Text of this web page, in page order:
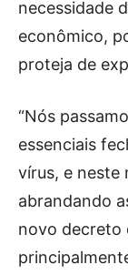
necessidade
econômico,
proteja de
“Nós
essenciais
vírus, e neste
abrandando
novo decreto